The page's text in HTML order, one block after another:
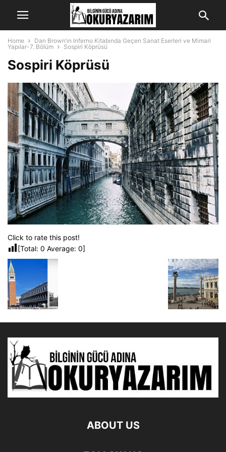
Home
Dan Brown’ın Inferno Kitabında Geçen Sanat Eserleri ve Mimari
Yapılar-7. Bölüm
Sospiri Köprüsü
Sospiri Köprüsü
Click to rate this post!
[Total: 0 Average: 0]
ABOUT US